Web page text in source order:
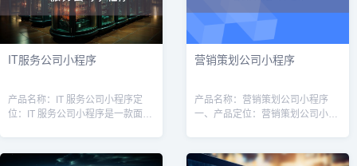
IT服务公司小程序
产品名称：IT 服务公司小程序定
位：IT 服务公司小程序是一款面向
案。通过该小程序，用户可以方便
营销策划公司小程序
产品名称：营销策划公司小程序
一、产品定位：营销策划公司小程
升业务效率和服务质量。通过该小